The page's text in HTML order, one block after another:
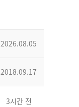
2026.08.05
2018.09.17
3시간 전